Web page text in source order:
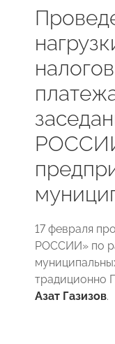
17 февраля
РОССИИ» по
традиционно
Азат Газизов.